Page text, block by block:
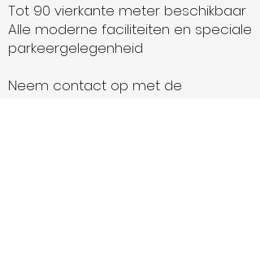
Tot 90 vierkante meter beschikbaar
Alle moderne faciliteiten en speciale
parkeergelegenheid
Neem contact op met de